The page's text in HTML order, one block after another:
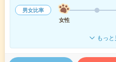
男女比率
女性
もっ